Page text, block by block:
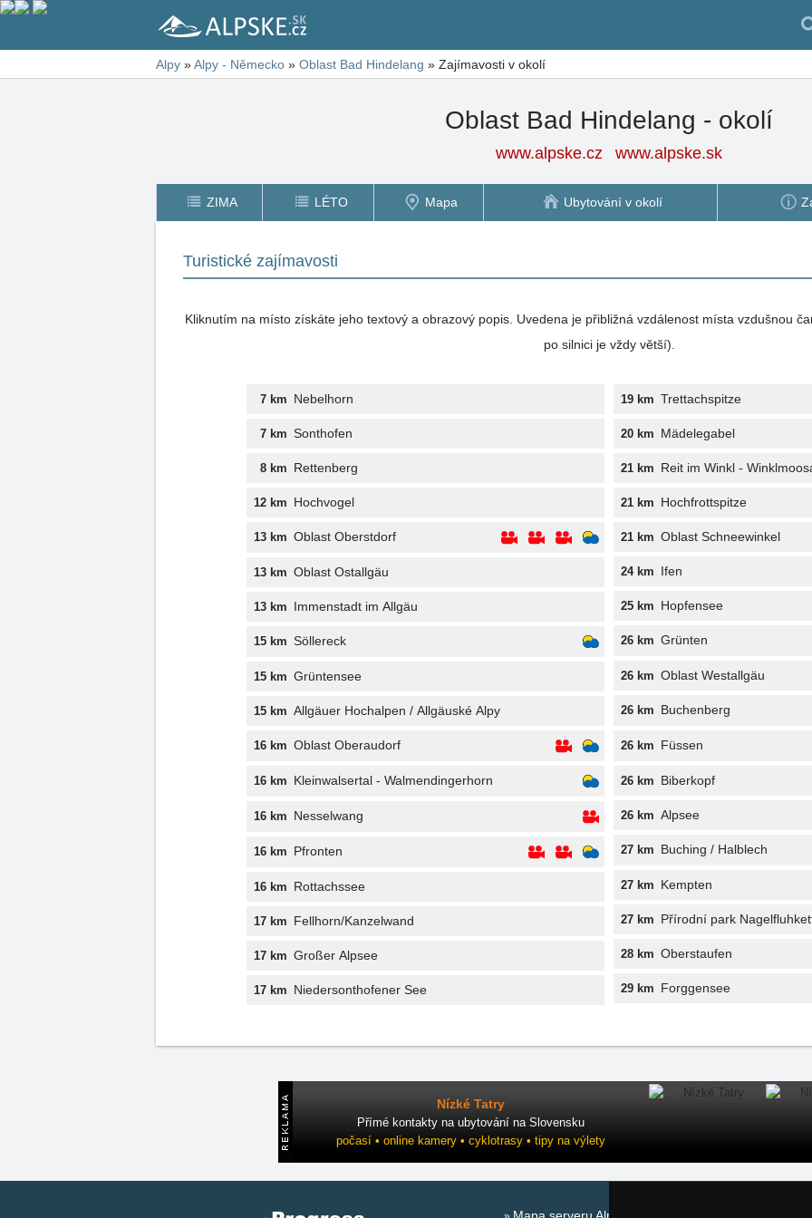
Alpy »Alpy - Německo » Oblast Bad Hindelang » Zajímavosti v okolí
Oblast Bad Hindelang - okolí
www.alpske.cz www.alpske.sk
ZIMA LÉTO Mapa Ubytování v okolí
Turistické zajímavosti
Kliknutím na místo získáte jeho textový a obrazový popis. Uvedena je přibližná vzdálenost místa vzdušnou
po silnici je vždy větší).
7 km Nebelhorn
7 km Sonthofen
8 km Rettenberg
12 km Hochvogel
13 km Oblast Oberstdorf
13 km Oblast Ostallgäu
13 km Immenstadt im Allgäu
15 km Söllereck
15 km Grüntensee
15 km Allgäuer Hochalpen / Allgäuské Alpy
16 km Oblast Oberaudorf
16 km Kleinwalsertal - Walmendingerhorn
16 km Nesselwang
16 km Pfronten
16 km Rottachssee
17 km Fellhorn/Kanzelwand
17 km Großer Alpsee
17 km Niedersonthofener See
19 km Trettachspitze
20 km Mädelegabel
21 km Reit im Winkl -
21 km Hochfrottspitze
21 km Oblast Schneewinkel
24 km Ifen
25 km Hopfensee
26 km Grünten
26 km Oblast Westallgäu
26 km Buchenberg
26 km Füssen
26 km Biberkopf
26 km Alpsee
27 km Buching / Halblech
27 km Kempten
27 km Přírodní park
28 km Oberstaufen
29 km Forggensee
Nízké Tatry
Přímé kontakty na ubytování na Slovensku
počasí • online kamery • cyklotrasy • tipy na výlety